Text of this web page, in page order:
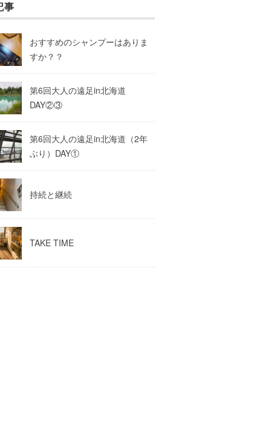
事
おすすめのシャンプーはありま
すか？？
第6回大人の遠足in北海道
DAY②③
第6回大人の遠足in北海道（2年
ぶり）DAY①
持続と継続
TAKE TIME